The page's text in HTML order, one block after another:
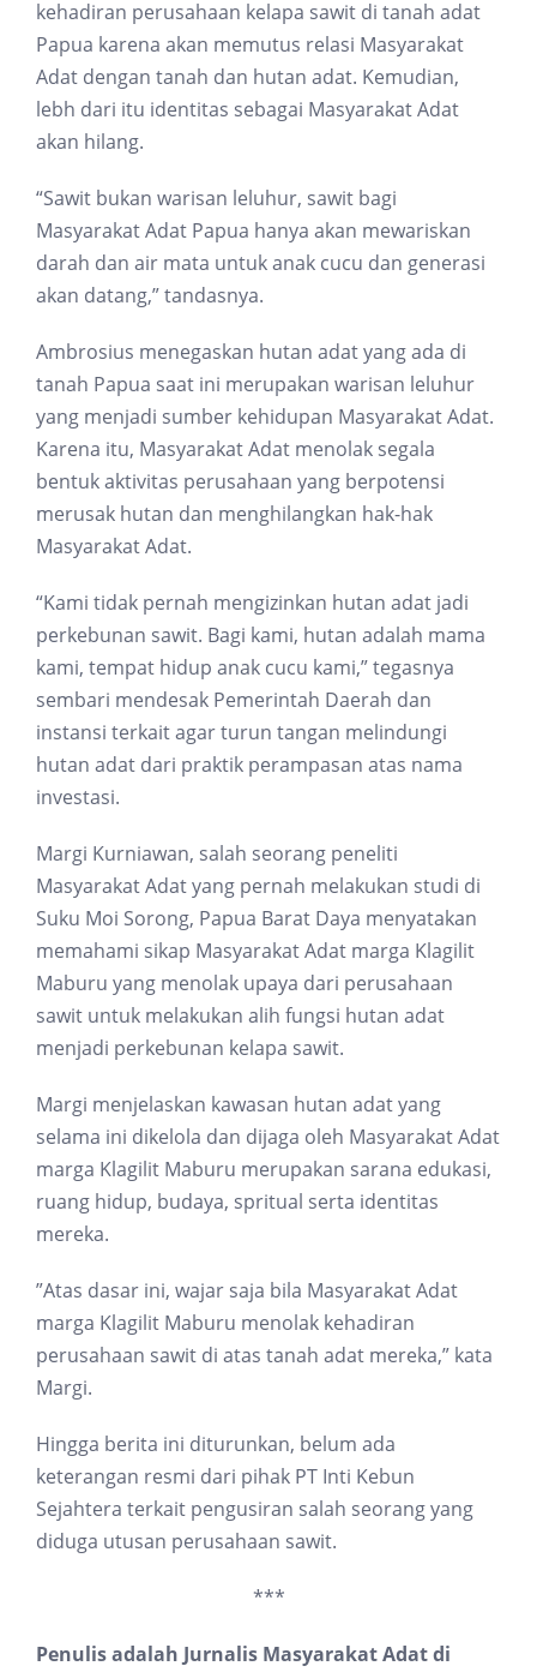
kehadiran perusahaan kelapa sawit di tanah adat
Papua karena akan memutus relasi Masyarakat
Adat dengan tanah dan hutan adat. Kemudian,
lebh dari itu identitas sebagai Masyarakat Adat
akan hilang.
“Sawit bukan warisan leluhur, sawit bagi
Masyarakat Adat Papua hanya akan mewariskan
darah dan air mata untuk anak cucu dan generasi
akan datang,” tandasnya.
Ambrosius menegaskan hutan adat yang ada di
tanah Papua saat ini merupakan warisan leluhur
yang menjadi sumber kehidupan Masyarakat Adat.
Karena itu, Masyarakat Adat menolak segala
bentuk aktivitas perusahaan yang berpotensi
merusak hutan dan menghilangkan hak-hak
Masyarakat Adat.
“Kami tidak pernah mengizinkan hutan adat jadi
perkebunan sawit. Bagi kami, hutan adalah mama
kami, tempat hidup anak cucu kami,” tegasnya
sembari mendesak Pemerintah Daerah dan
instansi terkait agar turun tangan melindungi
hutan adat dari praktik perampasan atas nama
investasi.
Margi Kurniawan, salah seorang peneliti
Masyarakat Adat yang pernah melakukan studi di
Suku Moi Sorong, Papua Barat Daya menyatakan
memahami sikap Masyarakat Adat marga Klagilit
Maburu yang menolak upaya dari perusahaan
sawit untuk melakukan alih fungsi hutan adat
menjadi perkebunan kelapa sawit.
Margi menjelaskan kawasan hutan adat yang
selama ini dikelola dan dijaga oleh Masyarakat Adat
marga Klagilit Maburu merupakan sarana edukasi,
ruang hidup, budaya, spritual serta identitas
mereka.
”Atas dasar ini, wajar saja bila Masyarakat Adat
marga Klagilit Maburu menolak kehadiran
perusahaan sawit di atas tanah adat mereka,” kata
Margi.
Hingga berita ini diturunkan, belum ada
keterangan resmi dari pihak PT Inti Kebun
Sejahtera terkait pengusiran salah seorang yang
diduga utusan perusahaan sawit.
***
Penulis adalah Jurnalis Masyarakat Adat di